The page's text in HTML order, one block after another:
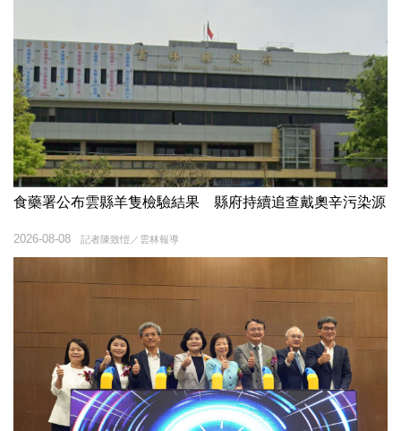
食藥署公布雲縣羊隻檢驗結果 縣府持續追查戴奧辛污染源
記者陳致愷／雲林報導
2026-08-08